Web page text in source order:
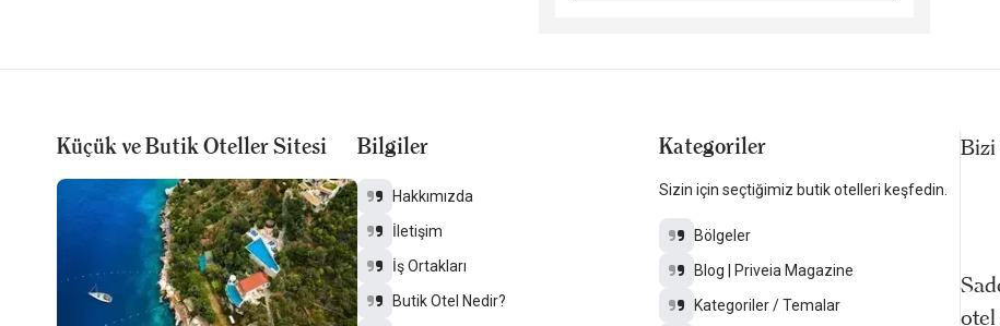
Küçük ve Butik Oteller Sitesi Bilgiler
Hakkımızda
İletişim
İş Ortakları
Butik Otel Nedir?
Kategoriler
Sizin için seçtiğimiz butik otelleri keşfedin.
Bölgeler
Blog | Priveia Magazine
Kategoriler / Temalar
otel